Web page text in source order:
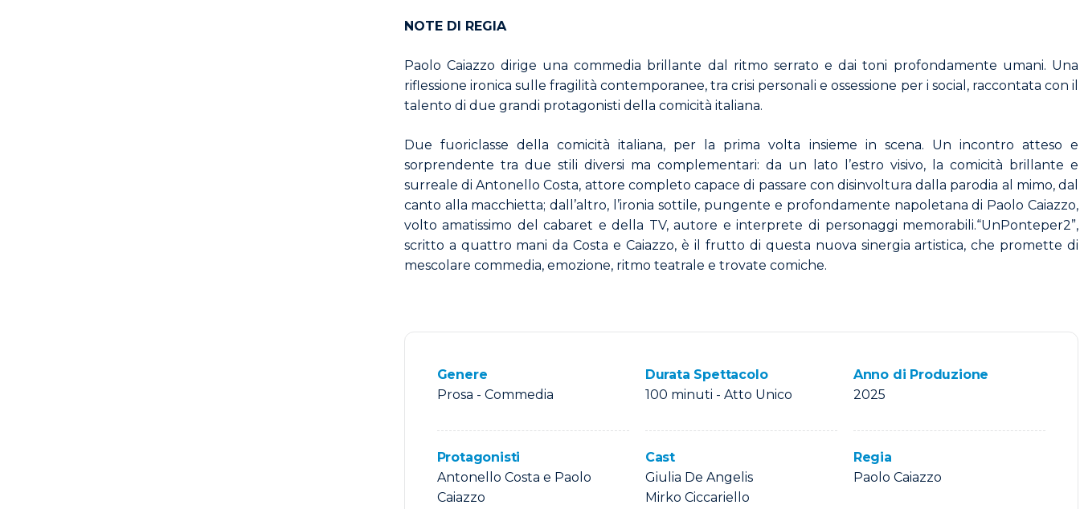
NOTE DI REGIA
Paolo Caiazzo dirige una commedia brillante dal ritmo serrato e dai toni profondamente umani. Una
riflessione ironica sulle fragilità contemporanee, tra crisi personali e ossessione per i social, raccontata con il
talento di due grandi protagonisti della comicità italiana.
Due fuoriclasse della comicitàitaliana, per la primavolta insieme in scena. Un incontro attesoe
sorprendente tra due stili diversi ma complementari: da un lato l’estro visivo, lacomicità brillantee
surreale diAntonelloCosta, attore completocapacedi passare con disinvolturadalla parodia al mimo,dal
canto alla macchietta;dall’altro, l’ironiasottile, pungente e profondamente napoletanadi PaoloCaiazzo,
voltoamatissimo delcabaret edella TV,autore einterprete di personaggi memorabili.“UnPonteper2”,
scritto a quattro manidaCostaeCaiazzo,è il frutto di questa nuova sinergiaartistica,che promettedi
mescolare commedia, emozione, ritmo teatrale e trovate comiche.
Genere
Prosa - Commedia
Durata Spettacolo
100 minuti - Atto Unico
Anno di Produzione
2025
Protagonisti
Antonello Costa e Paolo
Caiazzo
Cast
Giulia De Angelis
Mirko Ciccariello
Regia
Paolo Caiazzo